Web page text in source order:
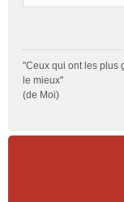
"Ceux qui ont les plus
le mieux"
(de Moi)